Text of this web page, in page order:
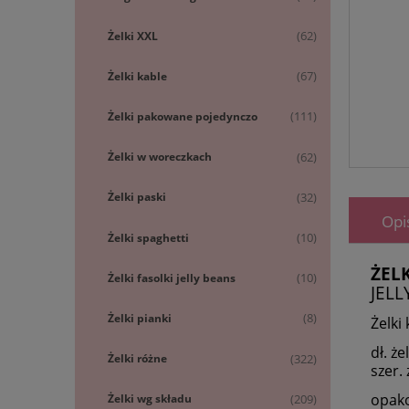
Żelki XXL (62)
Żelki kable (67)
Żelki pakowane pojedynczo (111)
Żelki w woreczkach (62)
Żelki paski (32)
Żelki spaghetti (10)
Żelki fasolki jelly beans (10)
Żelki pianki (8)
Żelki różne (322)
Żelki wg składu (209)
Żelki
dł.
szer.